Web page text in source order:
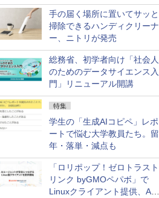
手の届く場所に置いてサッと
掃除できるハンディクリーナ
ー、ニトリが発売
総務省、初学者向け「社会人
のためのデータサイエンス入
門」リニューアル開講
特集
学生の「生成AIコピペ」レポ
ートで悩む大学教員たち。留
年・落単・減点も
「ロリポップ！ゼロトラスト
リンク byGMOペパボ」で
Linuxクライアント提供、AI